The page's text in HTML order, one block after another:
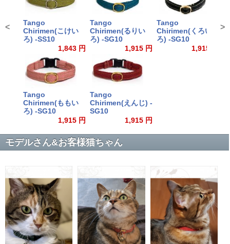
Tango
Chirimen(こけい
ろ) -SS10
1,843 円
Tango
Chirimen(るりい
ろ) -SG10
1,915 円
Tango
Chirimen(くろい
ろ) -SG10
1,915 円
Tango
Chirimen(ももい
ろ) -SG10
1,915 円
Tango
Chirimen(えんじ) -
SG10
1,915 円
< >
モデルさん&お客様猫ちゃん